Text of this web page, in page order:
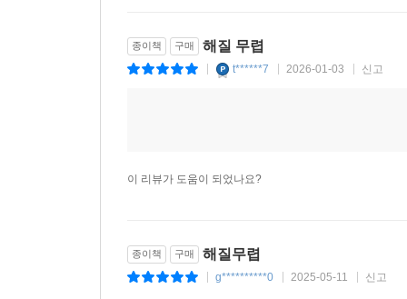
종이책 구매 해질 무렵
t******7 2026-01-03 신고
이 리뷰가 도움이 되었나요?
종이책 구매 해질무렵
g**********0 2025-05-11 신고